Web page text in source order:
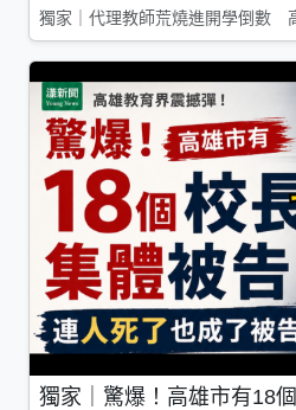
獨家｜代理教師荒燒進開學倒數
獨家｜驚爆！高雄市有18